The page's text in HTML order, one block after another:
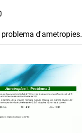
d'ametropies.